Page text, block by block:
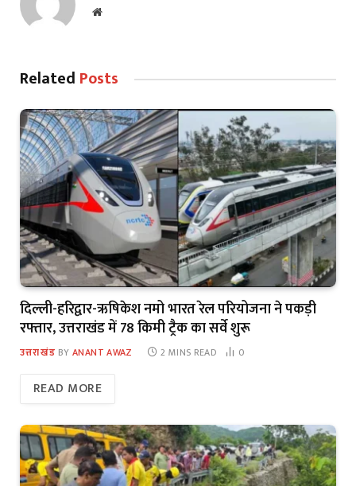
Website
Related Posts
दिल्ली-हरिद्वार-ऋषिकेश नमो भारत रेल परियोजना ने पकड़ी
रफ्तार, उत्तराखंड में 78 किमी ट्रैक का सर्वे शुरू
उत्तराखंड BY ANANT AWAZ 2 MINS READ 0
READ MORE